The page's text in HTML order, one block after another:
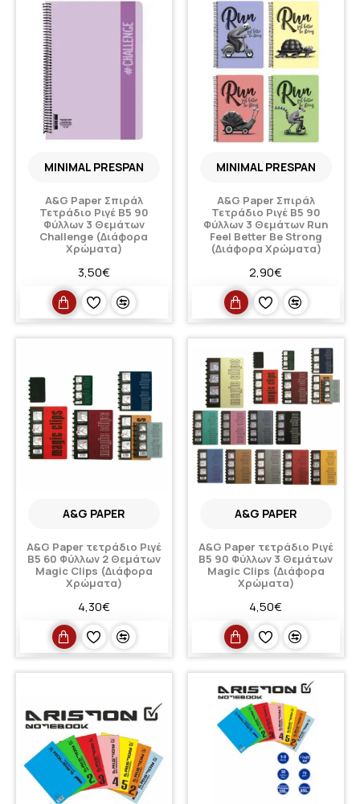
MINIMAL PRESPAN
A&G Paper Σπιράλ
Τετράδιο Ριγέ Β5 90
Φύλλων 3 Θεμάτων
Challenge (Διάφορα
Χρώματα)
3,50€
MINIMAL PRESPAN
A&G Paper Σπιράλ
Τετράδιο Ριγέ Β5 90
Φύλλων 3 Θεμάτων Run
Feel Better Be Strong
(Διάφορα Χρώματα)
2,90€
A&G PAPER
A&G Paper τετράδιο Ριγέ
Β5 60 Φύλλων 2 Θεμάτων
Magic Clips (Διάφορα
Χρώματα)
4,30€
A&G PAPER
A&G Paper τετράδιο Ριγέ
Β5 90 Φύλλων 3 Θεμάτων
Magic Clips (Διάφορα
Χρώματα)
4,50€